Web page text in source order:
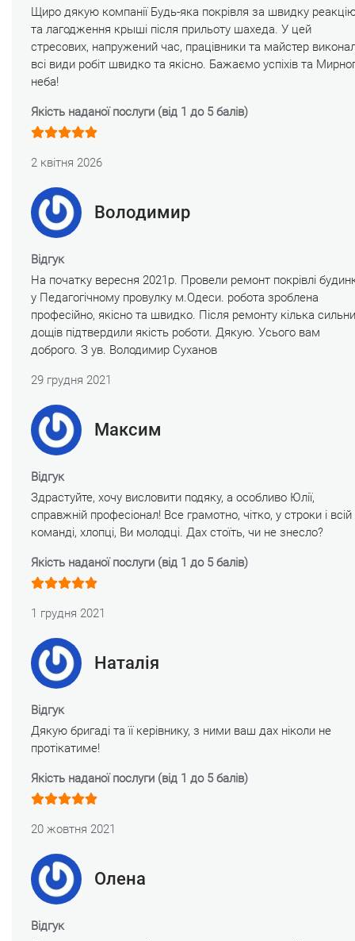
Щиро дякую компанії Будь-яка покрівля за швидку
та лагодження крыші після прильоту шахеда. У цей
стресових, напружений час, працівники та майстер
всі види робіт швидко та якісно. Бажаємо успіхів та
неба!
Якість наданої послуги (від 1 до 5 балів)
2 квітня 2026
Володимир
Відгук
На початку вересня 2021р. Провели ремонт покрівлі
у Педагогічному провулку м.Одеси. робота зроблена
професійно, якісно та швидко. Після ремонту кілька
дощів підтвердили якість роботи. Дякую. Усього вам
доброго. З ув. Володимир Суханов
29 грудня 2021
Максим
Відгук
Здрастуйте, хочу висловити подяку, а особливо Юлії,
справжній професіонал! Все грамотно, чітко, у строки і всій
команді, хлопці, Ви молодці. Дах стоїть, чи не знесло?
Якість наданої послуги (від 1 до 5 балів)
1 грудня 2021
Наталія
Відгук
Дякую бригаді та її керівнику, з ними ваш дах ніколи не
протікатиме!
Якість наданої послуги (від 1 до 5 балів)
20 жовтня 2021
Олена
Відгук